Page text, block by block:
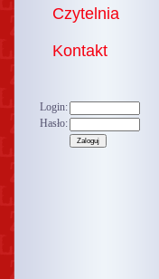
Czytelnia
Kontakt
Login:
Hasło: